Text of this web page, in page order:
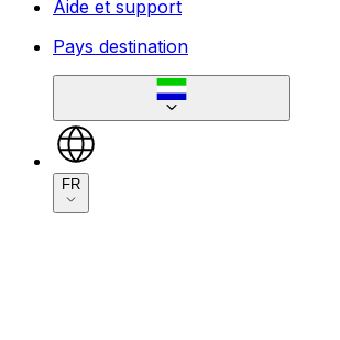
Aide et support
Pays destination
FR